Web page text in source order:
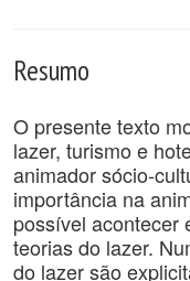
Resumo
O presente texto
lazer, turismo e
animador sócio-
importância na
possível acontecer
teorias do lazer.
do lazer são